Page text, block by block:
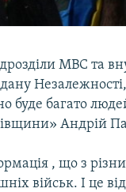
МВС та
буде багато
Андрій
, що з
військ. І це